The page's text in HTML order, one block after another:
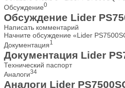
Обсуждение0
Обсуждение Lider
Написать комментарий
Начните обсуждение «Lider
Документация1
Документация Lider
Технический паспорт
Аналоги34
Аналоги Lider